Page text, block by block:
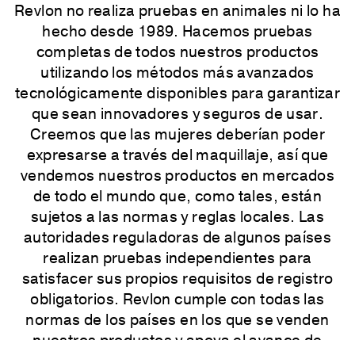
Revlon no realiza pruebas en animales ni lo ha
hecho desde 1989. Hacemos pruebas
completas de todos nuestros productos
utilizando los métodos más avanzados
tecnológicamente disponibles para garantizar
que sean innovadores y seguros de usar.
Creemos que las mujeres deberían poder
expresarse a través del maquillaje, así que
vendemos nuestros productos en mercados
de todo el mundo que, como tales, están
sujetos a las normas y reglas locales. Las
autoridades reguladoras de algunos países
realizan pruebas independientes para
satisfacer sus propios requisitos de registro
obligatorios. Revlon cumple con todas las
normas de los países en los que se venden